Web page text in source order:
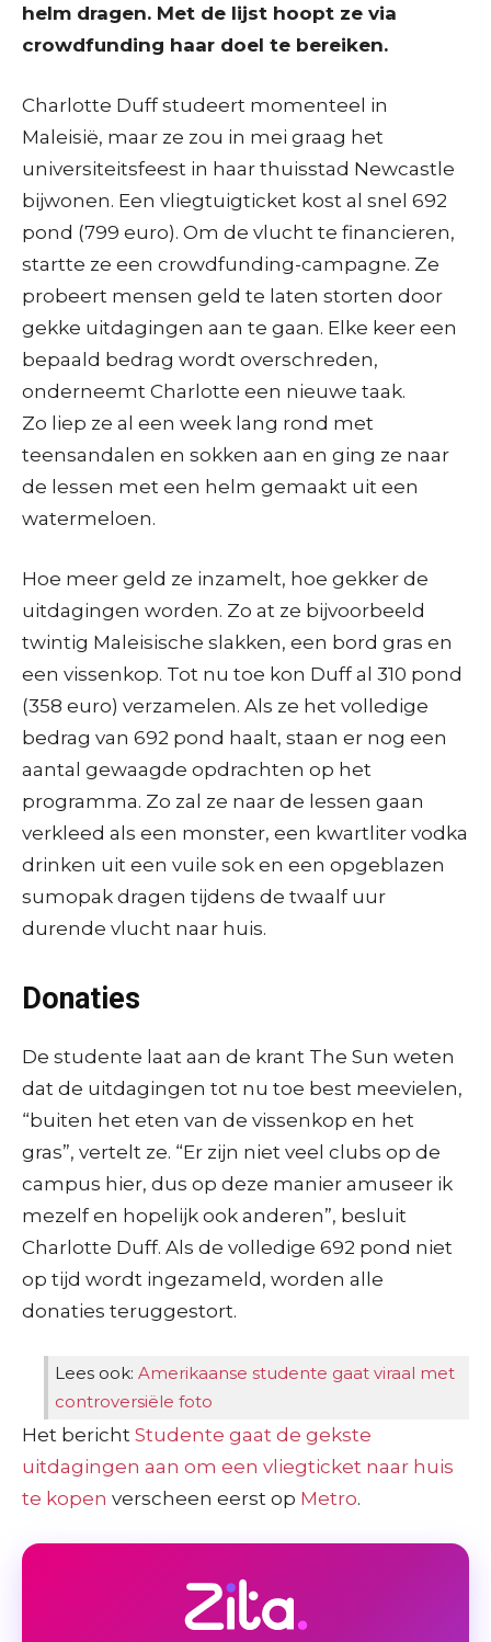
helm dragen. Met de lijst hoopt ze via
crowdfunding haar doel te bereiken.
Charlotte Duff studeert momenteel in
Maleisië, maar ze zou in mei graag het
universiteitsfeest in haar thuisstad Newcastle
bijwonen. Een vliegtuigticket kost al snel 692
pond (799 euro). Om de vlucht te financieren,
startte ze een crowdfunding-campagne. Ze
probeert mensen geld te laten storten door
gekke uitdagingen aan te gaan. Elke keer een
bepaald bedrag wordt overschreden,
onderneemt Charlotte een nieuwe taak.
Zo liep ze al een week lang rond met
teensandalen en sokken aan en ging ze naar
de lessen met een helm gemaakt uit een
watermeloen.
Hoe meer geld ze inzamelt, hoe gekker de
uitdagingen worden. Zo at ze bijvoorbeeld
twintig Maleisische slakken, een bord gras en
een vissenkop. Tot nu toe kon Duff al 310 pond
(358 euro) verzamelen. Als ze het volledige
bedrag van 692 pond haalt, staan er nog een
aantal gewaagde opdrachten op het
programma. Zo zal ze naar de lessen gaan
verkleed als een monster, een kwartliter vodka
drinken uit een vuile sok en een opgeblazen
sumopak dragen tijdens de twaalf uur
durende vlucht naar huis.
Donaties
De studente laat aan de krant The Sun weten
dat de uitdagingen tot nu toe best meevielen,
“buiten het eten van de vissenkop en het
gras”, vertelt ze. “Er zijn niet veel clubs op de
campus hier, dus op deze manier amuseer ik
mezelf en hopelijk ook anderen”, besluit
Charlotte Duff. Als de volledige 692 pond niet
op tijd wordt ingezameld, worden alle
donaties teruggestort.
Lees ook: Amerikaanse studente gaat viraal met
controversiële foto
Het bericht Studente gaat de gekste
uitdagingen aan om een vliegticket naar huis
te kopen verscheen eerst op Metro.